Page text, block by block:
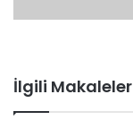
İlgili Makaleler